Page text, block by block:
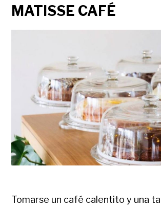
MATISSE CAFÉ
Tomarse un café calentito y una